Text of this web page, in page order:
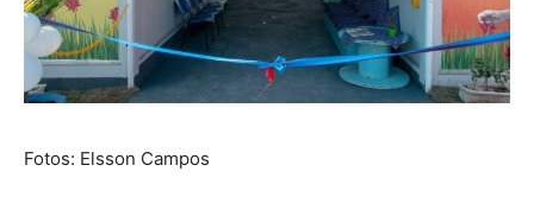
Fotos: Elsson Campos